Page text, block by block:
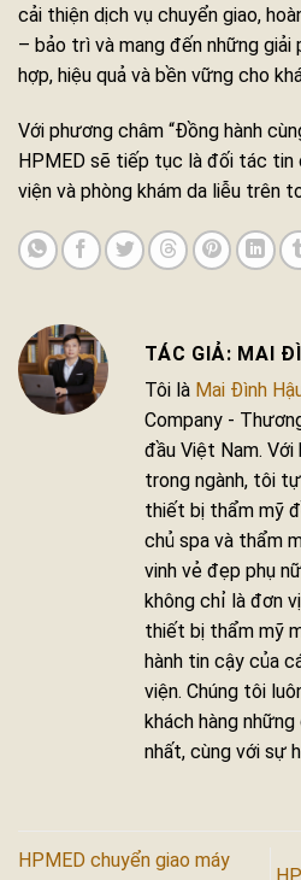
cải thiện dịch vụ chuyển giao,
– bảo trì và mang đến những
hợp, hiệu quả và bền vững cho
Với phương châm “Đồng hành
HPMED sẽ tiếp tục là đối tác tin
viện và phòng khám da liễu trên
MAI
Tôi là Mai Đình
Company -
đầu Việt Nam. Với
trong ngành, tôi
thiết bị thẩm mỹ
chủ spa và thẩm
vinh vẻ đẹp phụ
không chỉ là đơn
thiết bị thẩm mỹ
hành tin cậy của
viện. Chúng tôi
khách hàng
nhất, cùng với sự
HPMED chuyển giao máy